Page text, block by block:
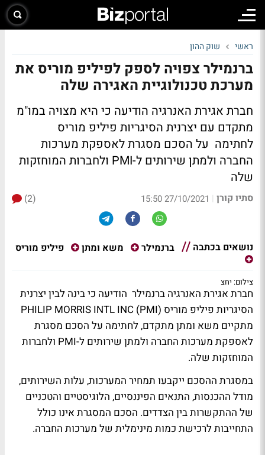
ראשי שוק ההון
ברנמילר צפויה לספק לפיליפ מוריס את
מערכת טכנולוגיית האגירה שלה
חברת אגירת האנרגיה הודיעה כי היא מצויה במו"מ
מתקדם עם יצרנית הסיגריות פיליפ מוריס
לחתימה על הסכם מסגרת לאספקת מערכות
החברה ולמתן שירותים ל-PMI ולחברות המוחזקות
שלה
סתיו קורן |
27/10/2021 15:50
(2)
נושאים בכתבה ברנמילר משא ומתן פיליפ מוריס
צילום: יחצ
חברת אגירת האנרגיה ברנמילר הודיעה כי בינה לבין יצרנית
מתקיים משא ומתן מתקדם, לחתימה על הסכם מסגרת
לאספקת מערכות החברה ולמתן שירותים ל-PMI ולחברות
המוחזקות שלה.
במסגרת ההסכם ייקבעו תמחיר המערכות, עלות השירותים,
מודל ההכנסות, התנאים הפיננסיים, הלוגיסטיים והטכניים
של ההתקשרות בין הצדדים. הסכם המסגרת אינו כולל
התחייבות לרכישת כמות מינימלית של מערכות החברה.